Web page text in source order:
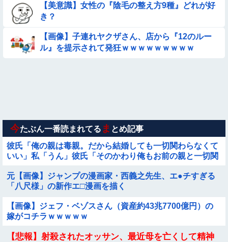
【画像】日本のえちえち女性犯罪者ｗｗｗｗｗｗｗ
【ロマン】世界を動かした暗号ランキング
亡……
【美意識】女性の『陰毛の整え方9種』どれが好
き？
【画像】子連れヤクザさん、店から『12のルー
ル』を提示されて発狂ｗｗｗｗｗｗｗｗｗ
今たぶん一番読まれてる ま とめ記事
彼氏「俺の親は毒親。だから結婚しても一切関わらなくて
いい」私「うん」彼氏「そのかわり俺もお前の親と一切関
元【画像】ジャンプの漫画家・西義之先生、エ●チすぎる
「八尺様」の新作エ□漫画を描く
【画像】ジェフ・ベゾスさん（資産約43兆7700億円）の
嫁がコチラｗｗｗｗｗ
【悲報】射殺されたオッサン、最近母を亡くして精神